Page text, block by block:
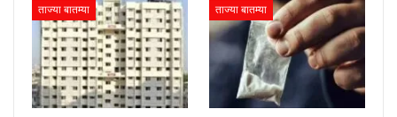
ताज्या बातम्या ताज्या बातम्या